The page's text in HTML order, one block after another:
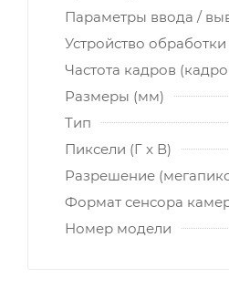
Параметры ввода /
Устройство
Частота кадров
Размеры (мм)
Тип
Пиксели (Г x В)
Разрешение
Формат сенсора
Номер модели